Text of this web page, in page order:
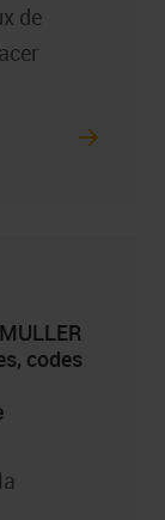
de
codes